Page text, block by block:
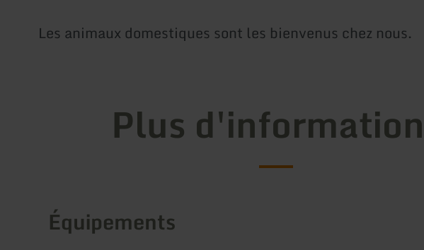
Les animaux domestiques sont les bienvenus chez nous.
Plus
Équipements